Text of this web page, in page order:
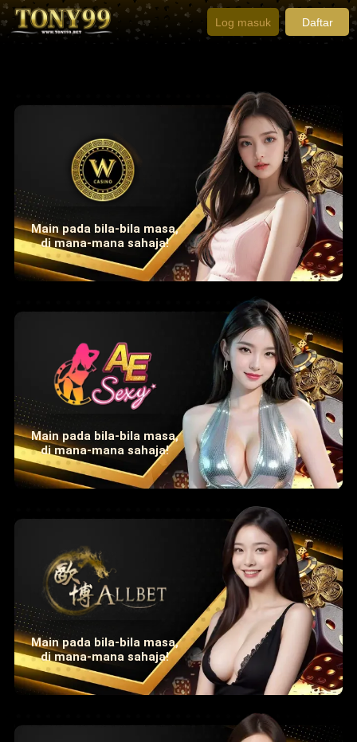
Log masuk Daftar
Main pada bila-bila masa,
di mana-mana sahaja!
Main pada bila-bila masa,
di mana-mana sahaja!
Main pada bila-bila masa,
di mana-mana sahaja!